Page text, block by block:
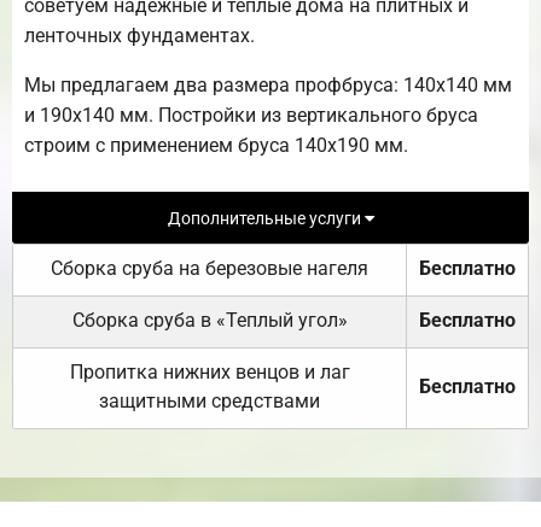
советуем надежные и теплые дома на плитных и
ленточных фундаментах.
Мы предлагаем два размера профбруса: 140х140 мм
и 190х140 мм. Постройки из вертикального бруса
строим с применением бруса 140х190 мм.
Дополнительные услуги
Сборка сруба на березовые нагеля Бесплатно
Сборка сруба в «Теплый угол» Бесплатно
Пропитка нижних венцов и лаг
защитными средствами
Бесплатно